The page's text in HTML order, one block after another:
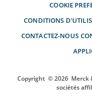
COOKIE
CONDITIONS
CONTACTEZ-NOUS
Copyright © 2026 Merck
sociétés